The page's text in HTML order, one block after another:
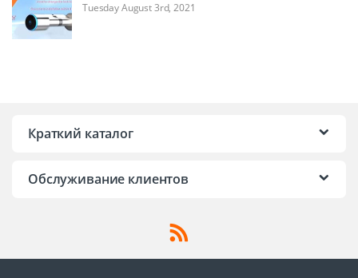
Tuesday August 3rd, 2021
Краткий каталог
Обслуживание клиентов